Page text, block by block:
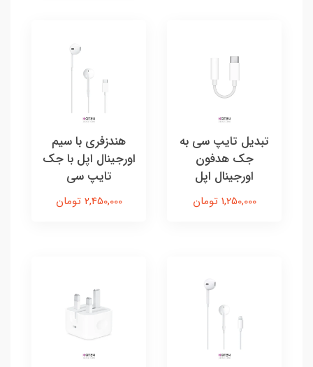
تبدیل تایپ سی به
جک هدفون
اورجینال اپل
1,250,000 تومان
هندزفری با سیم
اورجینال اپل با جک
تایپ سی
2,450,000 تومان